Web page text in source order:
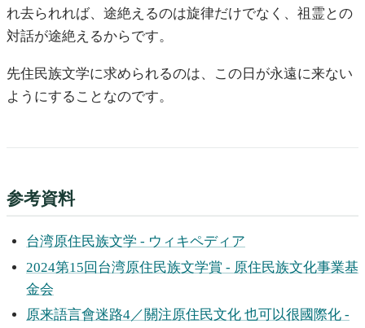
れ去られれば、途絶えるのは旋律だけでなく、祖霊との
対話が途絶えるからです。
先住民族文学に求められるのは、この日が永遠に来ない
ようにすることなのです。
参考資料
台湾原住民族文学 - ウィキペディア
2024第15回台湾原住民族文学賞 - 原住民族文化事業基
金会
原来語言會迷路4／關注原住民文化 也可以很國際化 -